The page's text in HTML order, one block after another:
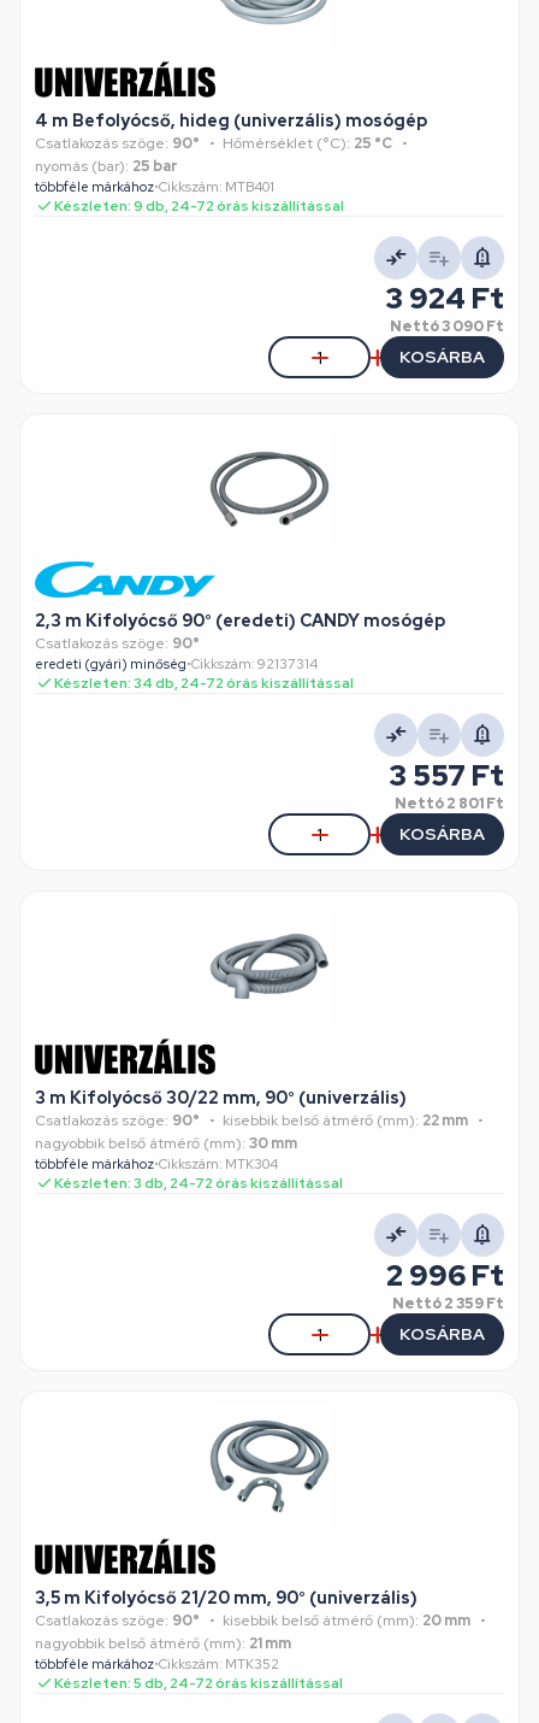
4 m Befolyócső, hideg (univerzális) mosógép
Csatlakozás szöge: 90° Hőmérséklet (°C): 25 °C
nyomás (bar): 25 bar
többféle márkához•Cikkszám: MTB401
Készleten: 9 db, 24-72 órás kiszállítással
3 924 Ft
Nettó3 090 Ft
KOSÁRBA
2,3 m Kifolyócső 90° (eredeti) CANDY mosógép
Csatlakozás szöge: 90°
eredeti (gyári) minőség•Cikkszám: 92137314
Készleten: 34 db, 24-72 órás kiszállítással
3 557 Ft
Nettó2 801 Ft
KOSÁRBA
3 m Kifolyócső 30/22 mm, 90° (univerzális)
Csatlakozás szöge: 90° kisebbik belső átmérő (mm): 22 mm
nagyobbik belső átmérő (mm): 30 mm
többféle márkához•Cikkszám: MTK304
Készleten: 3 db, 24-72 órás kiszállítással
2 996 Ft
Nettó2 359 Ft
KOSÁRBA
3,5 m Kifolyócső 21/20 mm, 90° (univerzális)
Csatlakozás szöge: 90° kisebbik belső átmérő (mm): 20 mm
nagyobbik belső átmérő (mm): 21 mm
többféle márkához•Cikkszám: MTK352
Készleten: 5 db, 24-72 órás kiszállítással